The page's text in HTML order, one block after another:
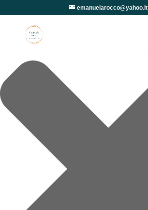
emanuelarocco@yahoo.it